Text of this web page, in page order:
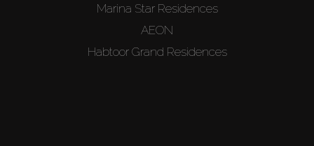
Marina Star Residences
AEON
Habtoor Grand Residences